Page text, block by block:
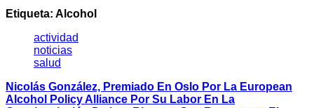
Etiqueta: Alcohol
actividad
noticias
salud
Nicolás González, Premiado En Oslo Por La European
Alcohol Policy Alliance Por Su Labor En La